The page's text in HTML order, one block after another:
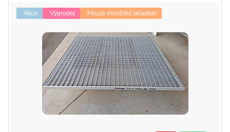
Akce Výprodej Pouze množství skladem